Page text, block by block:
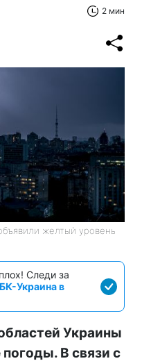
2 мин
желтый уровень
Следи за
Украина в
Украины
В связи с